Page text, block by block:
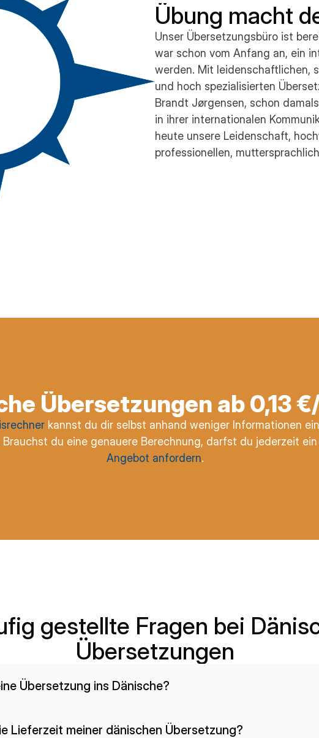
Übung macht
Unser Übersetzungsbüro ist
war schon vom Anfang an, ein
werden. Mit leidenschaftlichen,
und hoch spezialisierten
Brandt Jørgensen, schon
in ihrer internationalen
heute unsere Leidenschaft,
professionellen,
Übersetzungen ab 0,13
kannst du dir selbst anhand weniger Informationen
Brauchst du eine genauere Berechnung, darfst du jederzeit ein
Angebot anfordern.
gestellte Fragen bei
Übersetzungen
Übersetzung ins Dänische?
Lieferzeit meiner dänischen Übersetzung?